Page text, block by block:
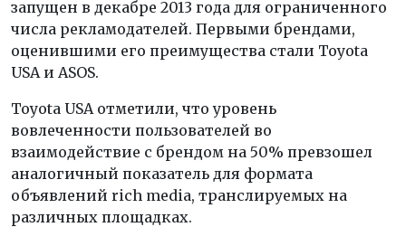
запущен в декабре 2013 года для ограниченного
числа рекламодателей. Первыми брендами,
оценившими его преимущества стали Toyota
USA и ASOS.
Toyota USA отметили, что уровень
вовлеченности пользователей во
взаимодействие с брендом на 50% превзошел
аналогичный показатель для формата
объявлений rich media, транслируемых на
различных площадках.